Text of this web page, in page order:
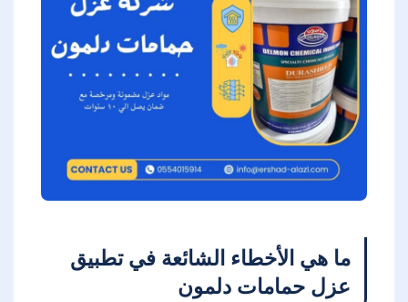
ما هي الأخطاء الشائعة في تطبيق
عزل حمامات دلمون